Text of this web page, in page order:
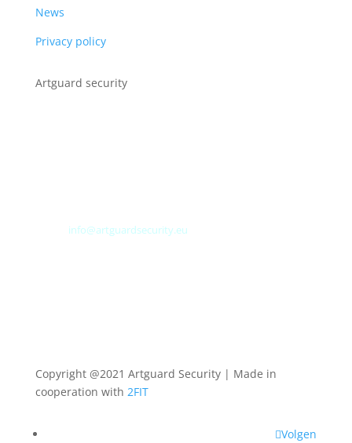
News
Privacy policy
Artguard security
info@artguardsecurity.eu
Copyright @2021 Artguard Security | Made in
cooperation with 2FIT
Volgen